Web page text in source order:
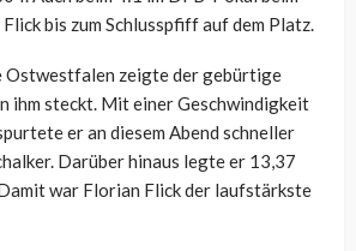
bis zum Schlusspfiff auf dem Platz.
Ostwestfalen zeigte der gebürtige
ihm steckt. Mit einer Geschwindigkeit
er an diesem Abend schneller
Darüber hinaus legte er 13,37
war Florian Flick der laufstärkste